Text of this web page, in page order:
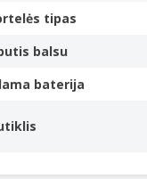
in
one which the
brightness.
tipas
balsu
baterija